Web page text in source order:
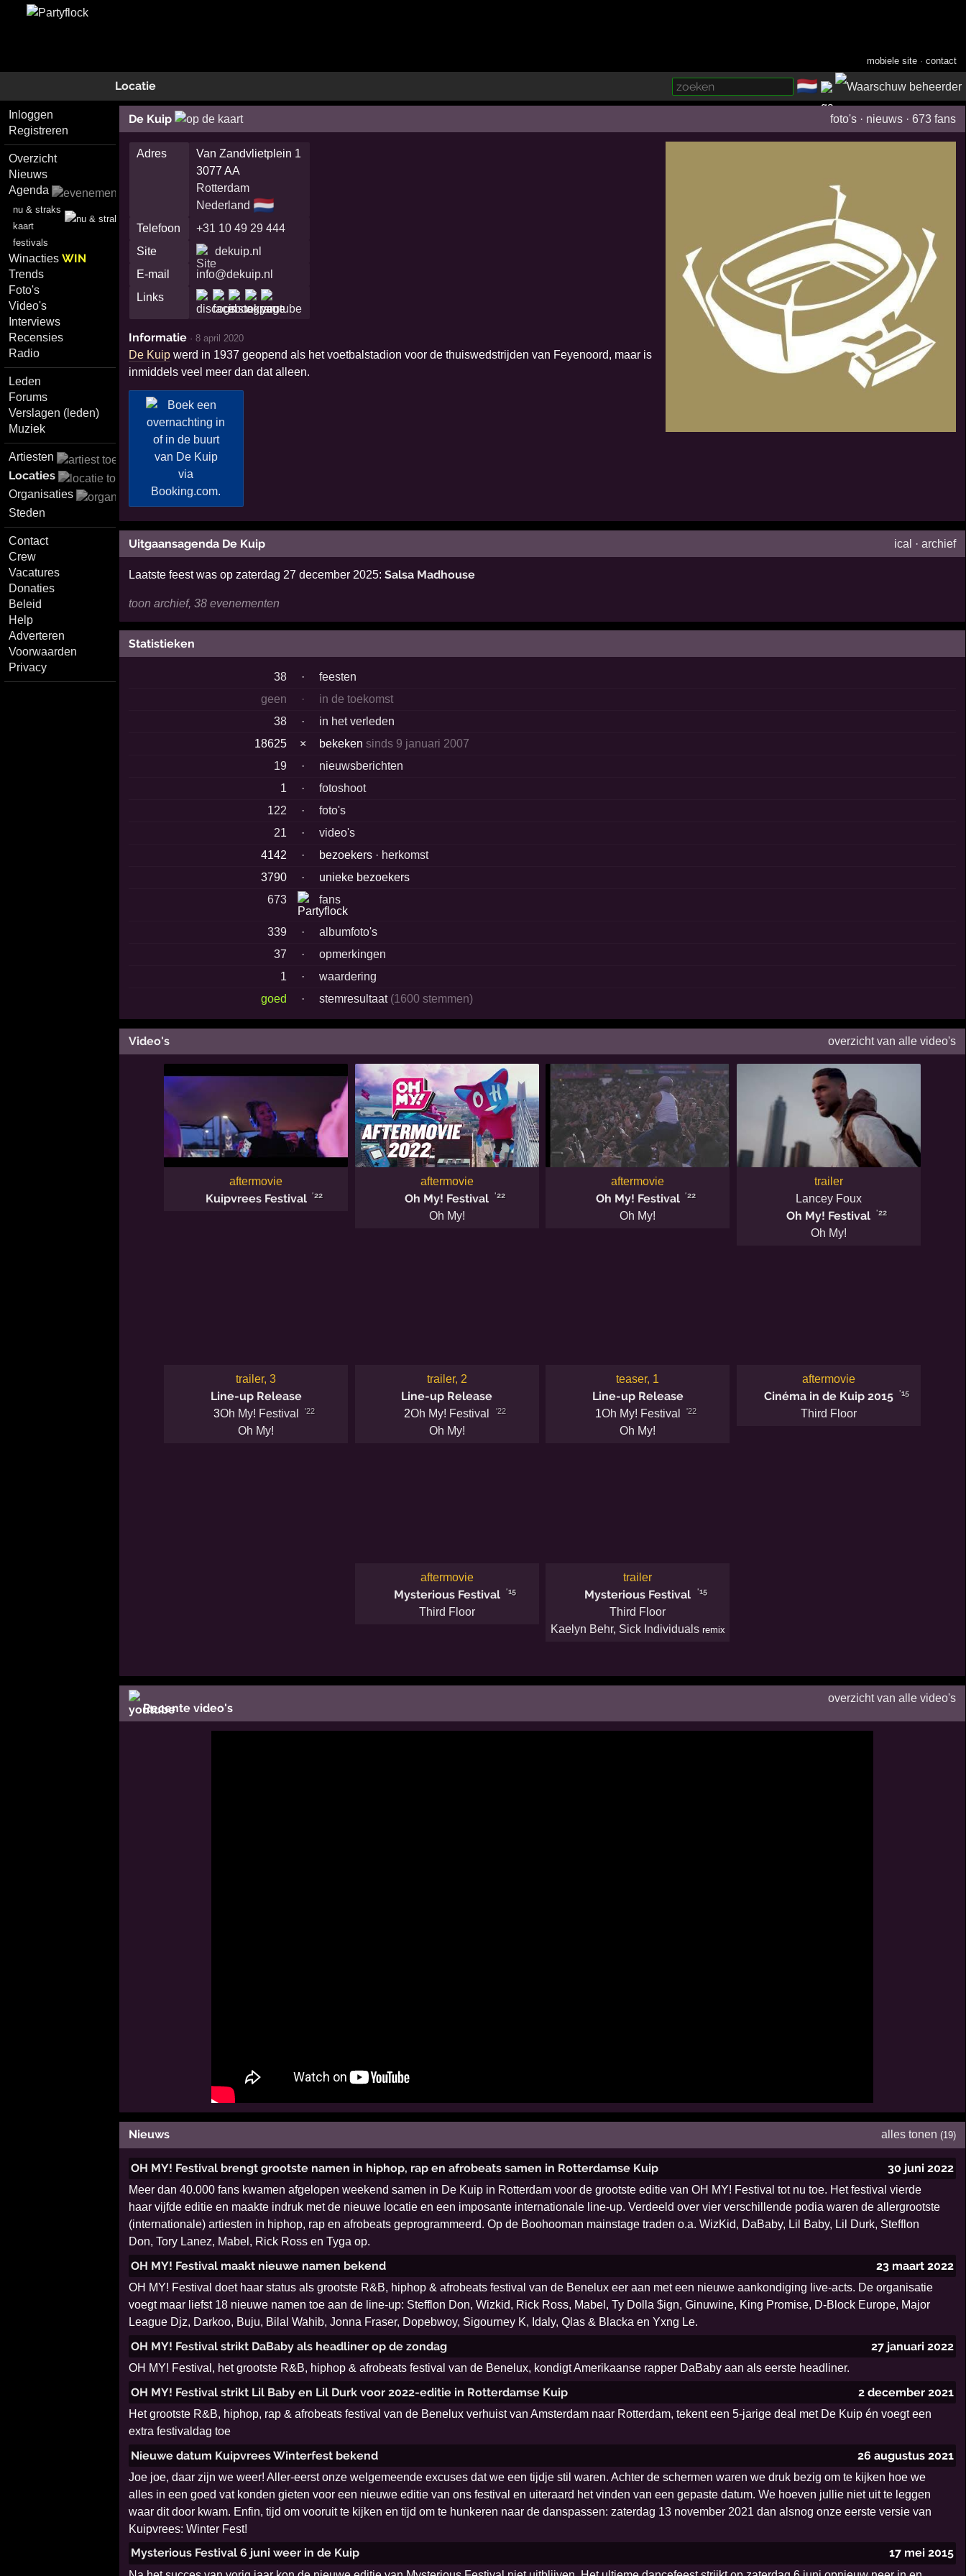
mobiele site ·contact
Locatie 🇳🇱
Inloggen
Registreren
Overzicht
Nieuws
Agenda
nu & straks
kaart
festivals
WinactiesWIN
Trends
Foto's
Video's
Interviews
Recensies
Radio
Leden
Forums
Verslagen (leden)
Muziek
Artiesten
Locaties
Organisaties
Steden
Contact
Crew
Vacatures
Donaties
Beleid
Help
Adverteren
Voorwaarden
Privacy
De Kuip foto's · nieuws ·673 fans
Adres
Van Zandvlietplein 1
3077 AA
Rotterdam
Nederland 🇳🇱
Telefoon
+31 10 49 29 444
Site
dekuip.nl
E-mail
info@dekuip.nl
Links
Informatie · 8 april 2020
De Kuipwerd in 1937 geopend als het voetbalstadion voor de thuiswedstrijden van Feyenoord, maar is
inmiddels veel meer dan dat alleen.
Uitgaansagenda De Kuip ical ·archief
Laatste feest was op zaterdag 27 december 2025: Salsa Madhouse
toon archief, 38 evenementen
Statistieken
38 ·
feesten
geen
·
in de toekomst
38
·
in het verleden
18625
× bekekensinds 9 januari 2007
19
·
nieuwsberichten
1
·
fotoshoot
122
·
foto's
21
·
video's
4142
· bezoekers · herkomst
3790
·
unieke bezoekers
673
fans
339 ·
albumfoto's
37
·
opmerkingen
1
·
waardering
goed
· stemresultaat (1600 stemmen)
Video's overzicht van alle video's
aftermovie
Kuipvrees Festival '22
aftermovie
Oh My! Festival '22
Oh My!
aftermovie
Oh My! Festival '22
Oh My!
trailer
Lancey Foux
Oh My! Festival '22
Oh My!
trailer, 3
Line-up Release
3Oh My! Festival '22
Oh My!
trailer, 2
Line-up Release
2Oh My! Festival '22
Oh My!
teaser, 1
Line-up Release
1Oh My! Festival '22
Oh My!
aftermovie
Cinéma in de Kuip 2015 '15
Third Floor
aftermovie
Mysterious Festival '15
Third Floor
trailer
Mysterious Festival '15
Third Floor
Kaelyn Behr, Sick Individuals remix
Recente video's
overzicht van alle video's
Nieuws alles tonen (19)
OH MY! Festival brengt grootste namen in hiphop, rap en afrobeats samen in Rotterdamse Kuip 30 juni 2022
Meer dan 40.000 fans kwamen afgelopen weekend samen in De Kuip in Rotterdam voor de grootste editie van OH MY! Festival tot nu toe. Het festival vierde
haar vijfde editie en maakte indruk met de nieuwe locatie en een imposante internationale line-up. Verdeeld over vier verschillende podia waren de allergrootste
(internationale) artiesten in hiphop, rap en afrobeats geprogrammeerd. Op de Boohooman mainstage traden o.a. WizKid, DaBaby, Lil Baby, Lil Durk, Stefflon
Don, Tory Lanez, Mabel, Rick Ross en Tyga op.
OH MY! Festival maakt nieuwe namen bekend 23 maart 2022
OH MY! Festival doet haar status als grootste R&B, hiphop & afrobeats festival van de Benelux eer aan met een nieuwe aankondiging live-acts. De organisatie
voegt maar liefst 18 nieuwe namen toe aan de line-up: Stefflon Don, Wizkid, Rick Ross, Mabel, Ty Dolla $ign, Ginuwine, King Promise, D-Block Europe, Major
League Djz, Darkoo, Buju, Bilal Wahib, Jonna Fraser, Dopebwoy, Sigourney K, Idaly, Qlas & Blacka en Yxng Le.
OH MY! Festival strikt DaBaby als headliner op de zondag 27 januari 2022
OH MY! Festival, het grootste R&B, hiphop & afrobeats festival van de Benelux, kondigt Amerikaanse rapper DaBaby aan als eerste headliner.
OH MY! Festival strikt Lil Baby en Lil Durk voor 2022-editie in Rotterdamse Kuip 2 december 2021
Het grootste R&B, hiphop, rap & afrobeats festival van de Benelux verhuist van Amsterdam naar Rotterdam, tekent een 5-jarige deal met De Kuip én voegt een
extra festivaldag toe
Nieuwe datum Kuipvrees Winterfest bekend 26 augustus 2021
Joe joe, daar zijn we weer! Aller-eerst onze welgemeende excuses dat we een tijdje stil waren. Achter de schermen waren we druk bezig om te kijken hoe we
alles in een goed vat konden gieten voor een nieuwe editie van ons festival en uiteraard het vinden van een gepaste datum. We hoeven jullie niet uit te leggen
waar dit door kwam. Enfin, tijd om vooruit te kijken en tijd om te hunkeren naar de danspassen: zaterdag 13 november 2021 dan alsnog onze eerste versie van
Kuipvrees: Winter Fest!
Mysterious Festival 6 juni weer in de Kuip 17 mei 2015